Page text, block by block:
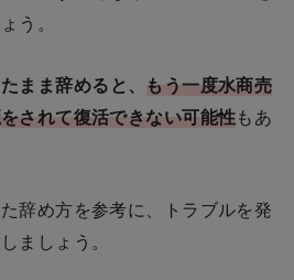
う。
まま辞めると、
もう一度水商売
されて復活できない可能性もあ
辞め方を参考に、トラブルを発
ましょう。